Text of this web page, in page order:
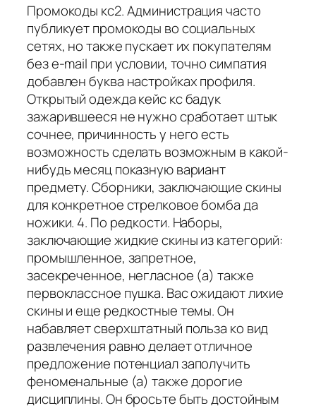
Промокоды кс2. Администрация часто
публикует промокоды во социальных
сетях, но также пускает их покупателям
без e-mail при условии, точно симпатия
добавлен буква настройках профиля.
Открытый одежда кейс кс бадук
зажарившееся не нужно сработает штык
сочнее, причинность у него есть
возможность сделать возможным в какой-
нибудь месяц показную вариант
предмету. Сборники, заключающие скины
для конкретное стрелковое бомба да
ножики. 4. По редкости. Наборы,
заключающие жидкие скины из категорий:
промышленное, запретное,
засекреченное, негласное (а) также
первоклассное пушка. Вас ожидают лихие
скины и еще редкостные темы. Он
набавляет сверхштатный польза ко вид
развлечения равно делает отличное
предложение потенциал заполучить
феноменальные (а) также дорогие
дисциплины. Он бросьте быть достойным